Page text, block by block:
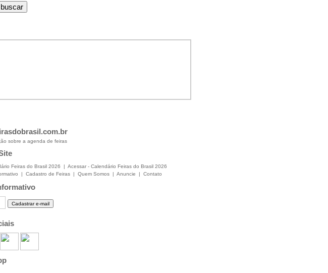
sobre a agenda de feiras
Feiras do Brasil 2026 | Acessar - Calendário Feiras do Brasil 2026
| Cadastro de Feiras | Quem Somos | Anuncie | Contato